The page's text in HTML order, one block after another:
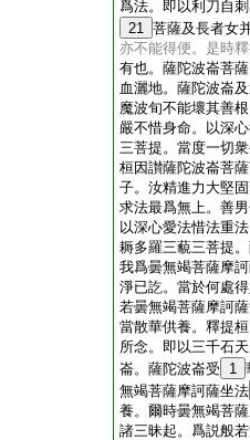
爲法。即以利刀自
21 菩薩及長者女
亦不能得便。是時
有也。薩陀波崙菩
血灑地。薩陀波崙
魔波旬不能壞其善
嚴不惜身命。以深
三菩提。當度一切
桓因讃薩陀波崙菩
子。汝精進力大堅
求法最爲無上。善
以深心愛法惜法重
耨多羅三藐三菩提
我爲曇無竭菩薩摩
淨已訖。當於何處
若曇無竭菩薩摩訶
當散華供養。釋提
所念。即以三千石
崙。薩陀波崙受
1
無竭菩薩摩訶薩坐法
養。爾時曇無竭菩
諸三昧起。爲説般